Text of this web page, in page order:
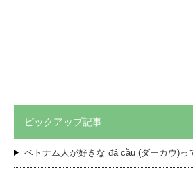
ピックアップ記事
ベトナム人が好きな đá cầu (ダーカウ)っ